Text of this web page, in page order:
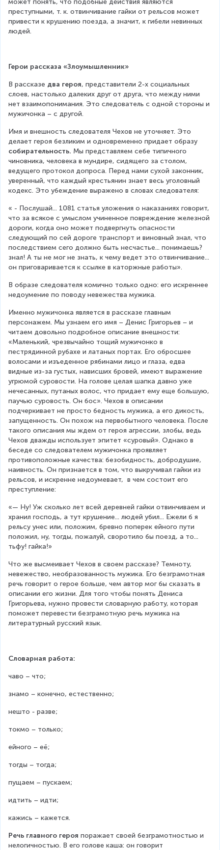
может понять, что подобные действия являются
преступными, т. к. отвинчивание гайки от рельсов может
привести к крушению поезда, а значит, к гибели невинных
людей.
Герои рассказа «Злоумышленник»
В рассказе два героя, представители 2-х социальных
слоев, настолько далеких друг от друга, что между ними
нет взаимопонимания. Это следователь с одной стороны и
мужичонка – с другой.
Имя и внешность следователя Чехов не уточняет. Это
делает героя безликим и одновременно придает образу
собирательность. Мы представляем себе типичного
чиновника, человека в мундире, сидящего за столом,
ведущего протокол допроса. Перед нами сухой законник,
уверенный, что каждый крестьянин знает весь уголовный
кодекс. Это убеждение выражено в словах следователя:
« - Послушай... 1081 статья уложения о наказаниях говорит,
что за всякое с умыслом учиненное повреждение железной
дороги, когда оно может подвергнуть опасности
следующий по сей дороге транспорт и виновный знал, что
последствием сего должно быть несчастье... понимаешь?
знал! А ты не мог не знать, к чему ведет это отвинчивание...
он приговаривается к ссылке в каторжные работы».
В образе следователя комично только одно: его искреннее
недоумение по поводу невежества мужика.
Именно мужичонка является в рассказе главным
персонажем. Мы узнаем его имя – Денис Григорьев – и
читаем довольно подробное описание внешности:
«Маленький, чрезвычайно тощий мужичонко в
пестрядинной рубахе и латаных портах. Его обросшее
волосами и изъеденное рябинами лицо и глаза, едва
видные из-за густых, нависших бровей, имеют выражение
угрюмой суровости. На голове целая шапка давно уже
нечесанных, путаных волос, что придает ему еще большую,
паучью суровость. Он бос». Чехов в описании
подчеркивает не просто бедность мужика, а его дикость,
запущенность. Он похож на первобытного человека. После
такого описания мы ждем от героя агрессии, злобы, ведь
Чехов дважды использует эпитет «суровый». Однако в
беседе со следователем мужичонка проявляет
противоположные качества: безобидность, добродушие,
наивность. Он признается в том, что выкручивал гайки из
рельсов, и искренне недоумевает,  в чем состоит его
преступление:
«— Ну! Уж сколько лет всей деревней гайки отвинчиваем и
хранил господь, а тут крушение... людей убил... Ежели б я
рельсу унес или, положим, бревно поперек ейного пути
положил, ну, тогды, пожалуй, своротило бы поезд, а то...
тьфу! гайка!»
Что же высмеивает Чехов в своем рассказе? Темноту,
невежество, необразованность мужика. Его безграмотная
речь говорит о герое больше, чем автор мог бы сказать в
описании его жизни. Для того чтобы понять Дениса
Григорьева, нужно провести словарную работу, которая
поможет перевести безграмотную речь мужика на
литературный русский язык.
Словарная работа:
чаво – что;
знамо – конечно, естественно;
нешто - разве;
токмо – только;
ейного – её;
тогды – тогда;
пущаем – пускаем;
идтить – идти;
кажись – кажется.
Речь главного героя поражает своей безграмотностью и
нелогичностью. В его голове каша: он говорит